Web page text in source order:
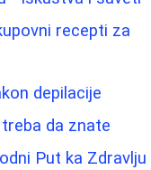
recepti za
depilacije
da znate
Put ka Zdravlju